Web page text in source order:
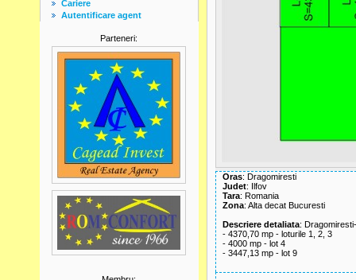
Cariere
Autentificare agent
Parteneri:
Oras: Dragomiresti
Judet: Ilfov
Tara: Romania
Zona: Alta decat Bucuresti
Descriere detaliata:
- 4370,70 mp - loturile 1, 2, 3
- 4000 mp - lot 4
- 3447,13 mp - lot 9